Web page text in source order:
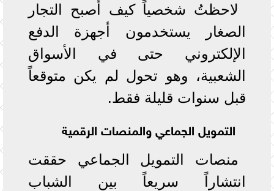
لاحظتُ شخصياً كيف أصبح التجار
الصغار يستخدمون أجهزة الدفع
الإلكتروني حتى في الأسواق
الشعبية، وهو تحول لم يكن متوقعاً
قبل سنوات قليلة فقط.
التمويل الجماعي والمنصات الرقمية
منصات التمويل الجماعي حققت
انتشاراً سريعاً بين الشباب